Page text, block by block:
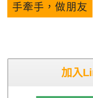
手牽手，做朋友
加入